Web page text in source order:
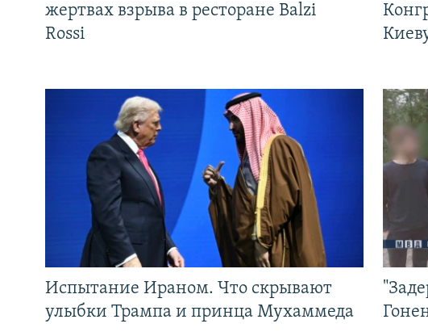
жертвах взрыва в ресторане Balzi
Rossi
Испытание Ираном. Что скрывают
улыбки Трампа и принца Мухаммеда